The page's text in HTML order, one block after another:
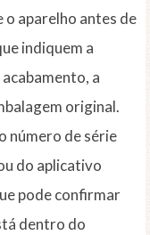
o aparelho antes de
indiquem a
a
original.
número de série
do aplicativo
pode confirmar
dentro do